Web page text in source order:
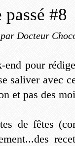
#8
par Docteur
end pour
saliver avec
et pas des
de fêtes